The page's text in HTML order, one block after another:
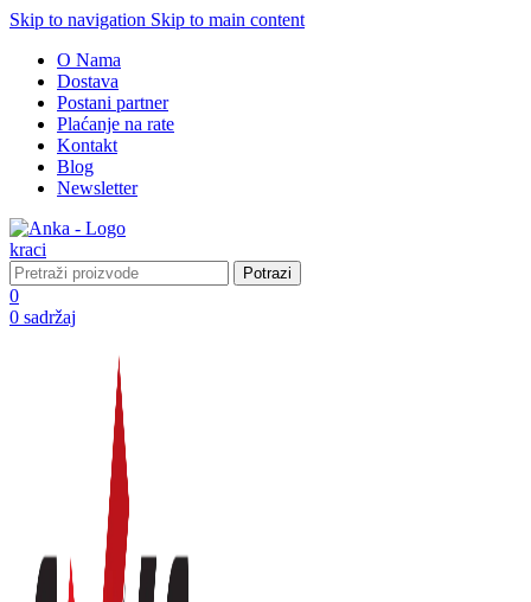
Skip to navigation Skip to main content
O Nama
Dostava
Postani partner
Plaćanje na rate
Kontakt
Blog
Newsletter
Potrazi
0
0 sadržaj